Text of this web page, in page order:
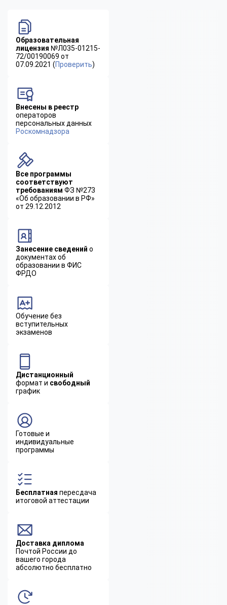
Образовательная
лицензия №Л035-01215-
72/00190069 от
07.09.2021 (Проверить)
Внесены в реестр
операторов
персональных данных
Роскомнадзора
Все программы
соответствуют
требованиям ФЗ №273
«Об образовании в РФ»
от 29.12.2012
Занесение сведений о
документах об
образовании в ФИС
ФРДО
Обучение без
вступительных
экзаменов
Дистанционный
формат и свободный
график
Готовые и
индивидуальные
программы
Бесплатная пересдача
итоговой аттестации
Доставка диплома
Почтой России до
вашего города
абсолютно бесплатно